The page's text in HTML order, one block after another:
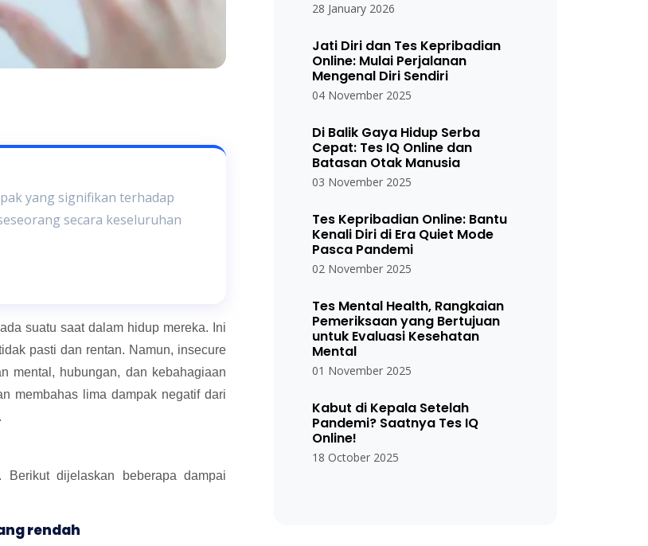
yang signifikan terhadap
secara keseluruhan
suatu saat dalam hidup mereka. Ini
pasti dan rentan. Namun, insecure
mental, hubungan, dan kebahagiaan
membahas lima dampak negatif dari
. Berikut dijelaskan beberapa dampai
rendah
28 January 2026
Jati Diri dan Tes Kepribadian
Online: Mulai Perjalanan
Mengenal Diri Sendiri
04 November 2025
Di Balik Gaya Hidup Serba
Cepat: Tes IQ Online dan
Batasan Otak Manusia
03 November 2025
Tes Kepribadian Online: Bantu
Kenali Diri di Era Quiet Mode
Pasca Pandemi
02 November 2025
Tes Mental Health, Rangkaian
Pemeriksaan yang Bertujuan
untuk Evaluasi Kesehatan
Mental
01 November 2025
Kabut di Kepala Setelah
Pandemi? Saatnya Tes IQ
Online!
18 October 2025